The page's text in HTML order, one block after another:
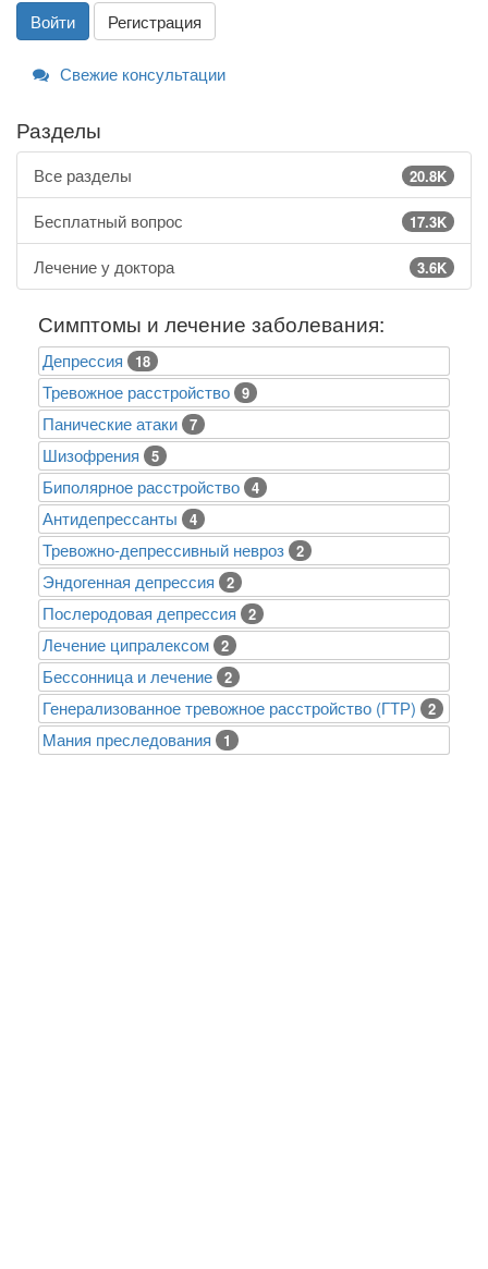
Войти
Регистрация
Свежие консультации
Разделы
Все разделы 20.8K
Бесплатный вопрос 17.3K
Лечение у доктора 3.6K
Симптомы и лечение заболевания:
Депрессия 18
Тревожное расстройство 9
Панические атаки 7
Шизофрения 5
Биполярное расстройство 4
Антидепрессанты 4
Тревожно-депрессивный невроз 2
Эндогенная депрессия 2
Послеродовая депрессия 2
Лечение ципралексом 2
Бессонница и лечение 2
Генерализованное тревожное расстройство (ГТР) 2
Mания преследования 1